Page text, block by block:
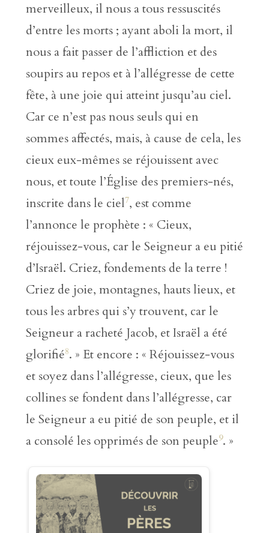
merveilleux, il nous a tous ressuscités
d’entre les morts ; ayant aboli la mort, il
nous a fait passer de l’affliction et des
soupirs au repos et à l’allégresse de cette
fête, à une joie qui atteint jusqu’au ciel.
Car ce n’est pas nous seuls qui en
sommes affectés, mais, à cause de cela, les
cieux eux-mêmes se réjouissent avec
nous, et toute l’Église des premiers-nés,
inscrite dans le ciel7, est comme
l’annonce le prophète : « Cieux,
réjouissez-vous, car le Seigneur a eu pitié
d’Israël. Criez, fondements de la terre !
Criez de joie, montagnes, hauts lieux, et
tous les arbres qui s’y trouvent, car le
Seigneur a racheté Jacob, et Israël a été
glorifié8. » Et encore : « Réjouissez-vous
et soyez dans l’allégresse, cieux, que les
collines se fondent dans l’allégresse, car
le Seigneur a eu pitié de son peuple, et il
a consolé les opprimés de son peuple9. »